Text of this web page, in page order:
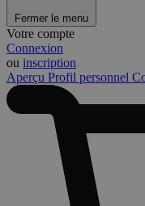
Fermer le menu
Votre compte
Connexion
ou inscription
Aperçu Profil personnel